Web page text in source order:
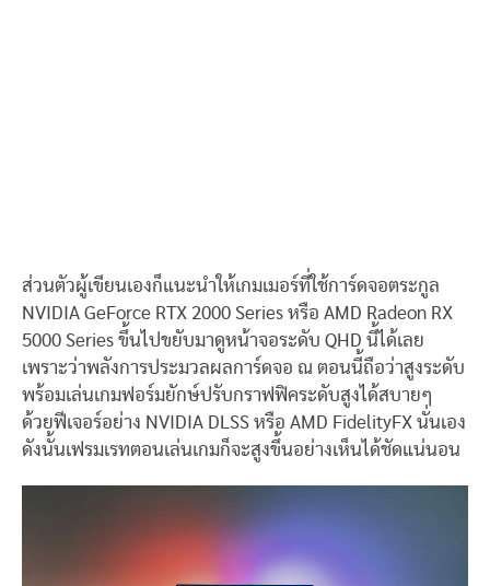
ส่วนตัวผู้เขียนเองก็แนะนำให้เกมเมอร์ที่ใช้การ์ดจอตระกูล
NVIDIA GeForce RTX 2000 Series หรือ AMD Radeon RX
5000 Series ขึ้นไปขยับมาดูหน้าจอระดับ QHD นี้ได้เลย
เพราะว่าพลังการประมวลผลการ์ดจอ ณ ตอนนี้ถือว่าสูงระดับ
พร้อมเล่นเกมฟอร์มยักษ์ปรับกราฟฟิคระดับสูงได้สบายๆ
ด้วยฟีเจอร์อย่าง NVIDIA DLSS หรือ AMD FidelityFX นั่นเอง
ดังนั้นเฟรมเรทตอนเล่นเกมก็จะสูงขึ้นอย่างเห็นได้ชัดแน่นอน